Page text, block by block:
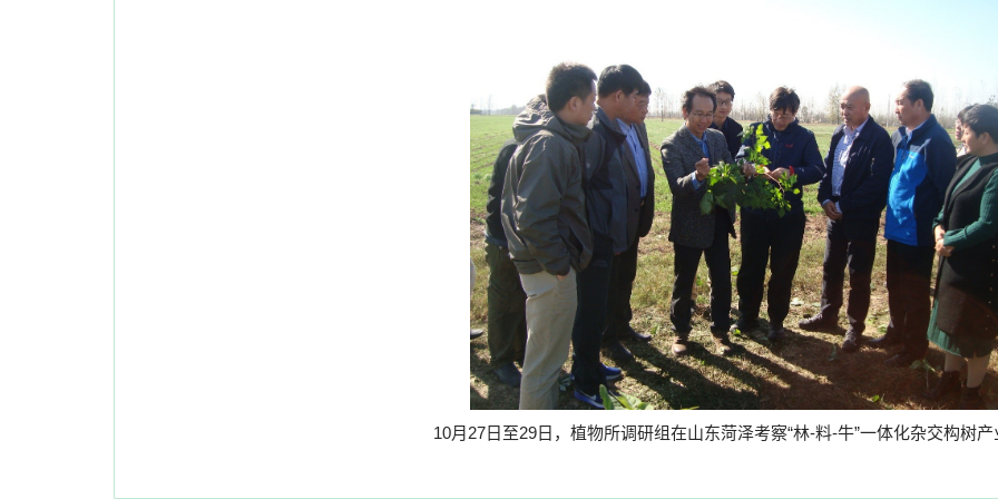
10月 27日至29日，植物所调研组在山东菏泽考察“林-料-牛”一体化杂交构树